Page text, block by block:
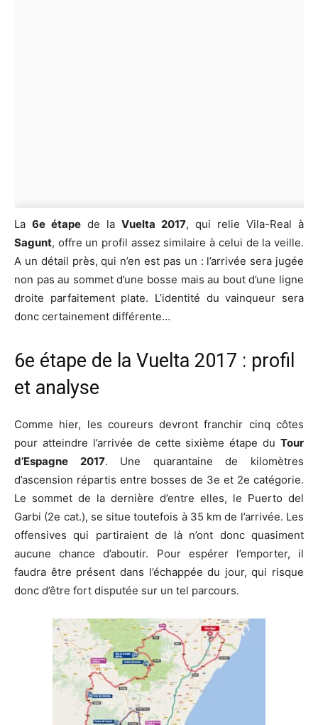
La 6e étape de la Vuelta 2017, qui relie Vila-Real à
Sagunt, offre un profil assez similaire à celui de la veille.
A un détail près, qui n’en est pas un : l’arrivée sera jugée
non pas au sommet d’une bosse mais au bout d’une ligne
droite parfaitement plate. L’identité du vainqueur sera
donc certainement différente…
6e étape de la Vuelta 2017 : profil
et analyse
Comme hier, les coureurs devront franchir cinq côtes
pour atteindre l’arrivée de cette sixième étape du Tour
d’Espagne 2017. Une quarantaine de kilomètres
d’ascension répartis entre bosses de 3e et 2e catégorie.
Le sommet de la dernière d’entre elles, le Puerto del
Garbi (2e cat.), se situe toutefois à 35 km de l’arrivée. Les
offensives qui partiraient de là n’ont donc quasiment
aucune chance d’aboutir. Pour espérer l’emporter, il
faudra être présent dans l’échappée du jour, qui risque
donc d’être fort disputée sur un tel parcours.